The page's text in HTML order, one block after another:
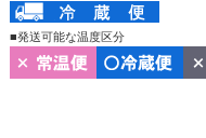
■発送可能な温度区分